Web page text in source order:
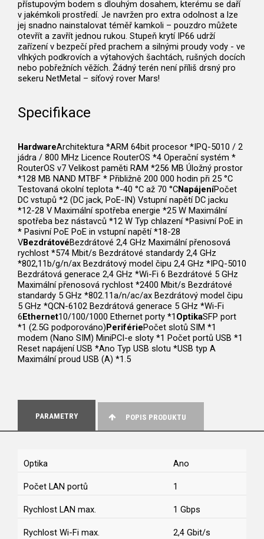
přístupovým bodem s dlouhým dosahem, kterému se daří
v jakémkoli prostředí. Je navržen pro extra odolnost a lze
jej snadno nainstalovat téměř kamkoli – pouzdro můžete
otevřít a zavřít jednou rukou. Stupeň krytí IP66 udrží
zařízení v bezpečí před prachem a silnými proudy vody - ve
vlhkých podkrovích a výtahových šachtách, rušných docích
nebo pobřežních věžích. Žádný terén není příliš drsný pro
sekeru NetMetal – síťový rover Mars!
Specifikace
HardwareArchitektura *ARM 64bit procesor *IPQ-5010 / 2
jádra / 800 MHz Licence RouterOS *4 Operační systém *
RouterOS v7 Velikost paměti RAM *256 MB Úložný prostor
*128 MB NAND MTBF * Přibližně 200 000 hodin při 25 °C
Testovaná okolní teplota *-40 °C až 70 °CNapájeníPočet
DC vstupů *2 (DC jack, PoE-IN) Vstupní napětí DC jacku
*12-28 V Maximální spotřeba energie *25 W Maximální
spotřeba bez nástavců *12 W Typ chlazení *Pasivní PoE in
* Pasivní PoE PoE in vstupní napětí *18-28
VBezdrátovéBezdrátové 2,4 GHz Maximální přenosová
rychlost *574 Mbit/s Bezdrátové standardy 2,4 GHz
*802,11b/g/n/ax Bezdrátový model čipu 2,4 GHz *IPQ-5010
Bezdrátová generace 2,4 GHz *Wi-Fi 6 Bezdrátové 5 GHz
Maximální přenosová rychlost *2400 Mbit/s Bezdrátové
standardy 5 GHz *802.11a/n/ac/ax Bezdrátový model čipu
5 GHz *QCN-6102 Bezdrátová generace 5 GHz *Wi-Fi
6 Ethernet10/100/1000 Ethernet porty *1 OptikaSFP port
*1 (2.5G podporováno) PerifériePočet slotů SIM *1
modem (Nano SIM) MiniPCI-e sloty *1 Počet portů USB *1
Reset napájení USB *Ano Typ USB slotu *USB typ A
Maximální proud USB (A) *1.5
PARAMETRY POPIS PRODUKTU
Optika Ano
Počet LAN portů 1
Rychlost LAN max. 1 Gbps
Rychlost Wi-Fi max. 2,4 Gbit/s